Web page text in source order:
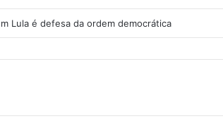
Lula é defesa da ordem democrática